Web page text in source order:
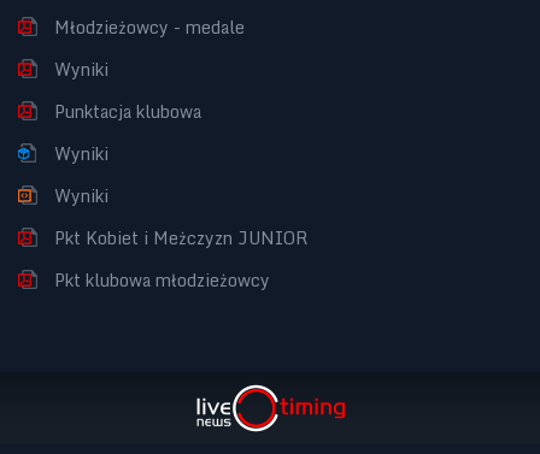
Młodzieżowcy - medale
Wyniki
Punktacja klubowa
Wyniki
Wyniki
Pkt Kobiet i Meżczyzn JUNIOR
Pkt klubowa młodzieżowcy